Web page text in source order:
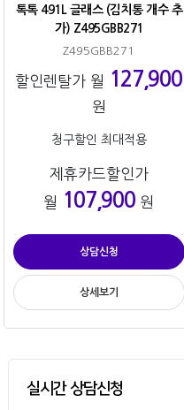
톡톡 491L 글래스 (김치통 개수 추
가) Z495GBB271
Z495GBB271
할인렌탈가 월 127,900
원
청구할인 최대적용
제휴카드할인가
월 107,900 원
상담신청
상세보기
실시간 상담신청